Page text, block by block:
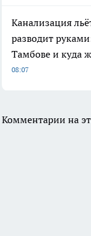
Канализация
разводит
Тамбове и куда
08:07
Комментарии на